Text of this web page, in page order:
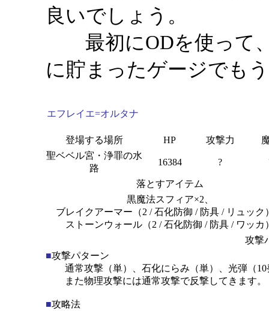
良いでしょう。
最初にODを使って、
に貯まったゲージでも
エフレイエ=オルタナ
登場する場所 HP 攻撃力
聖ベベル宮・浄罪の水
路
16384 ?
落とすアイテム
黒魔法スフィア×2、
ブレイクアーマー（2 / 石化防御 / 防具 / リュック
ストーンウォール（2 / 石化防御 / 防具 / ワッカ
攻撃
■攻撃パターン
通常攻撃（単）、石化にらみ（単）、光弾（10
また物理攻撃には通常攻撃で反撃してきます。
■攻略法